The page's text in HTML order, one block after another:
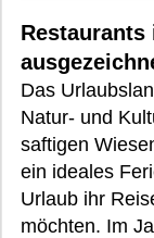
Restaurants
Das
Natur- und
saftigen
ein ideales
Urlaub ihr
möchten. Im